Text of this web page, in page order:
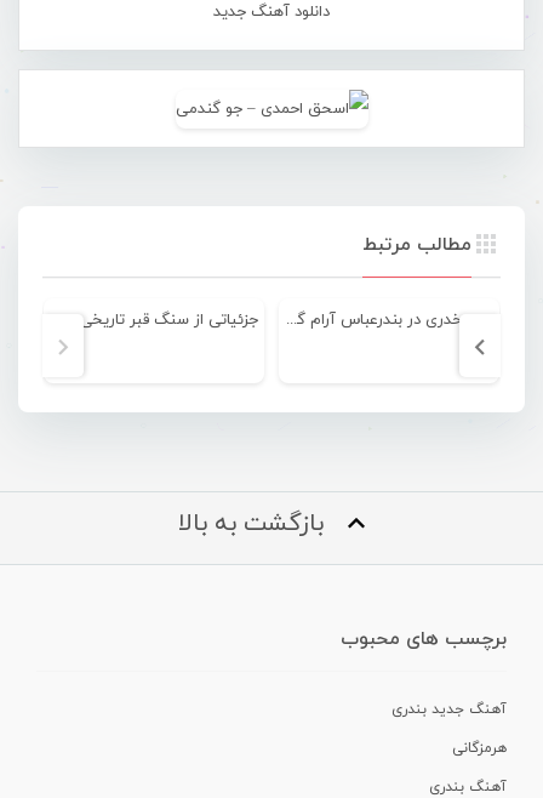
دانلود آهنگ جدید
مطالب مرتبط
ایرج خدری در بندرعباس آرام گرفت
بازگشت به بالا
برچسب های محبوب
آهنگ جدید بندری
هرمزگانی
آهنگ بندری